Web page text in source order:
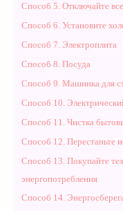
Способ 5. Отключайте
Способ 6. Установите
Способ 7. Электроплита
Способ 8. Посуда
Способ 9. Машинка для
Способ 10.
Способ 11. Чистка
Способ 12. Перестаньте
Способ 13. Покупайте
энергопотребления
Способ 14.